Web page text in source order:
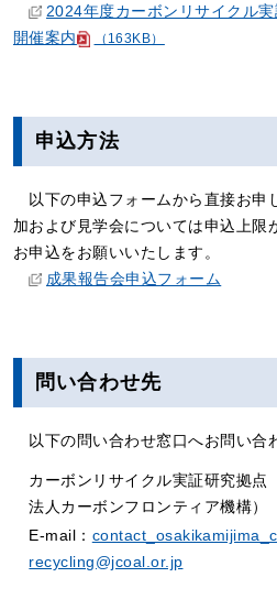
2024年度カーボンリサイクル
開催案内
（163KB）
申込方法
以下の申込フォームから直接お申
加および見学会については申込上限
お申込をお願いいたします。
成果報告会申込フォーム
問い合わせ先
以下の問い合わせ窓口へお問い合
カーボンリサイクル実証研究拠
法人カーボンフロンティア機構）
E-mail：
recycling@jcoal.or.jp